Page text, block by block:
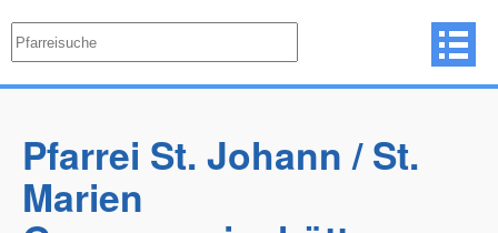
Pfarrei St. Johann / St.
Marien